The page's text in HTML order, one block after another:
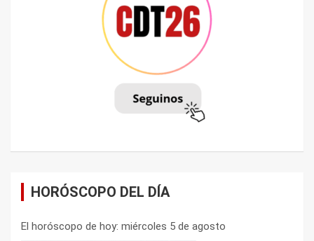
HORÓSCOPO DEL DÍA
El horóscopo de hoy: miércoles 5 de agosto